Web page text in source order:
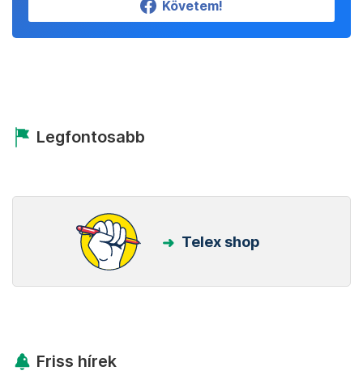
Követem!
Legfontosabb
Telex shop
Friss hírek